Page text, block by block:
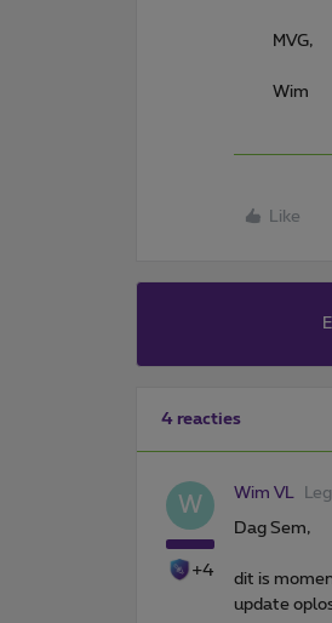
MVG,
Wim
Like
4 reacties
W
+4
Wim VL
Dag Sem,
dit is
update